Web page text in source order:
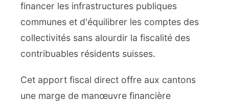
financer les infrastructures publiques
communes et d'équilibrer les comptes des
collectivités sans alourdir la fiscalité des
contribuables résidents suisses.
Cet apport fiscal direct offre aux cantons
une marge de manœuvre financière